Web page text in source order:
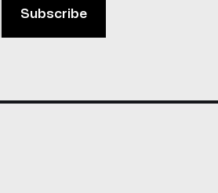
Subscribe